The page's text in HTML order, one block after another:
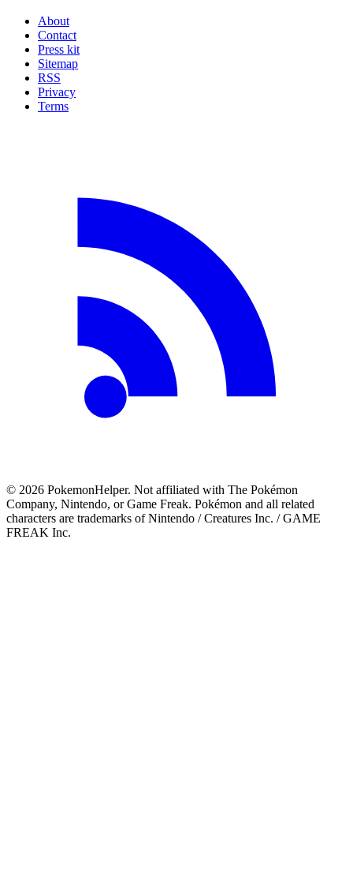
About
Contact
Press kit
Sitemap
RSS
Privacy
Terms
© 2026 PokemonHelper. Not affiliated with The Pokémon
Company, Nintendo, or Game Freak. Pokémon and all related
characters are trademarks of Nintendo / Creatures Inc. / GAME
FREAK Inc.